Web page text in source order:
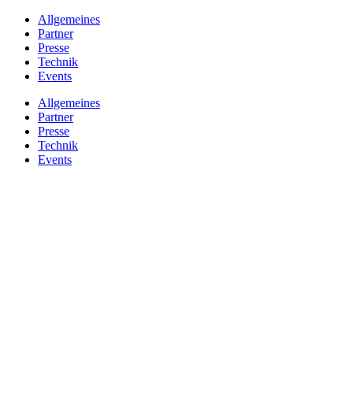
Allgemeines
Partner
Presse
Technik
Events
Allgemeines
Partner
Presse
Technik
Events